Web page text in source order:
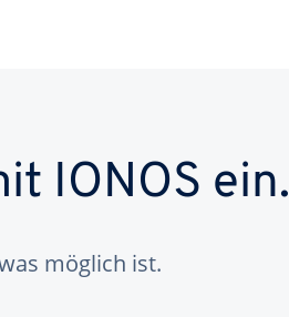
IONOS ein.
möglich ist.